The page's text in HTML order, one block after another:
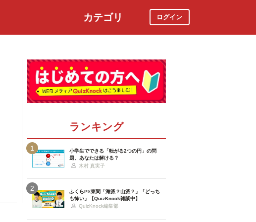
カテゴリ ログイン
ランキング
1
小学生でできる「転がる2つの円」の問
題、あなたは解ける？
木村 真実子
2
ふくらP×東問「海派？山派？」「どっち
も怖い」【QuizKnock雑談中】
QuizKnock編集部